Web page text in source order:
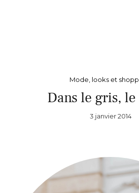
Mode, looks et
Dans le gris,
3 janvier 2014